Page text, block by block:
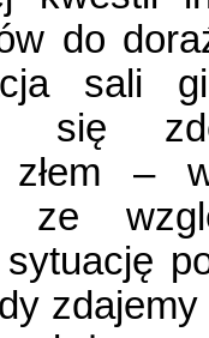
do
sali
się
złem –
ze
sytuację